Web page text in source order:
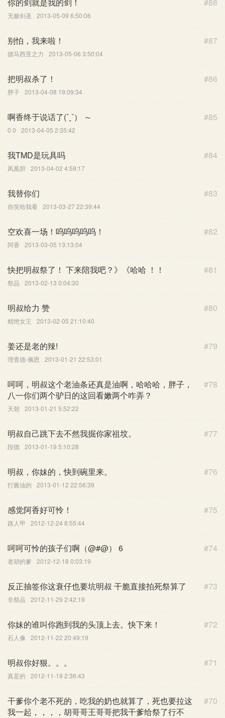
无极剑圣 2013-05-09 6:50:06
#87
别怕，我来啦！
德马西亚之力 2013-05-06 3:50:04
#86
把明叔杀了！
胖子 2013-04-08 19:09:34
#85
啊香终于说话了(ˇˍˇ） ～
0 0 2013-04-05 2:35:42
#84
我TMD是玩具吗
凤凰胆 2013-04-02 4:59:17
#83
我替你们
你笑给我看 2013-03-27 22:39:44
#82
空欢喜一场！呜呜呜呜呜！
阿香 2013-03-05 13:13:04
#81
快把明叔祭了！ 下来陪我吧？》《哈哈 ！！
祭品 2013-02-13 0:04:30
#80
明叔给力 赞
精绝女王 2013-02-05 21:10:40
#79
姜还是老的辣!
理查德-佩恩 2013-01-21 22:53:01
#78
呵呵，明叔这个老油条还真是油啊，哈哈哈，胖子，
八一你们两个驴日的这回看嫩两个咋弄？
天朝 2013-01-21 5:52:22
#77
明叔自己跳下去不然我掘你家祖坟。
段德 2013-01-19 5:10:28
#76
明叔，你妹的，快到碗里来。
打酱油的 2013-01-12 22:56:39
#75
感觉阿香好可怜！
路人甲 2012-12-24 8:55:44
#74
呵呵可怜的孩子们啊（@#@） 6
老胡的爹 2012-12-18 0:03:19
#73
反正抽签你这衰仔也要坑明叔 干脆直接拍死祭算了
非祭品 2012-11-29 2:42:19
#72
你妹的谁叫你跑到我的头顶上去。快下来！
石人像 2012-11-22 20:49:19
#71
明叔你好狠。。。
真是的 2012-11-19 2:36:43
#70
干爹你个老不死的，吃我的奶也就算了，死也要拉这
我一起，，，，胡哥哥王哥哥把我干爹给祭了行不